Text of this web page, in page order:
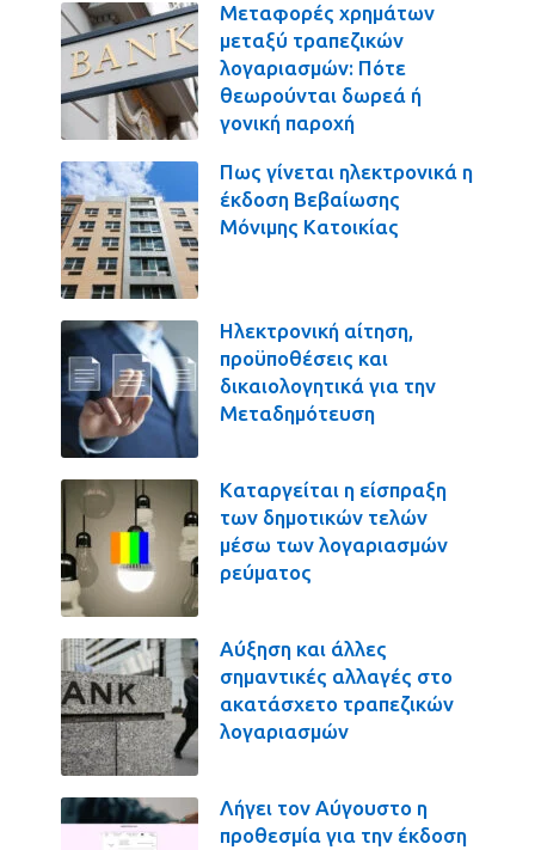
Μεταφορές χρημάτων
μεταξύ τραπεζικών
λογαριασμών: Πότε
θεωρούνται δωρεά ή
γονική παροχή
Πως γίνεται ηλεκτρονικά η
έκδοση Βεβαίωσης
Μόνιμης Κατοικίας
Ηλεκτρονική αίτηση,
προϋποθέσεις και
δικαιολογητικά για την
Μεταδημότευση
Καταργείται η είσπραξη
των δημοτικών τελών
μέσω των λογαριασμών
ρεύματος
Αύξηση και άλλες
σημαντικές αλλαγές στο
ακατάσχετο τραπεζικών
λογαριασμών
Λήγει τον Αύγουστο η
προθεσμία για την έκδοση